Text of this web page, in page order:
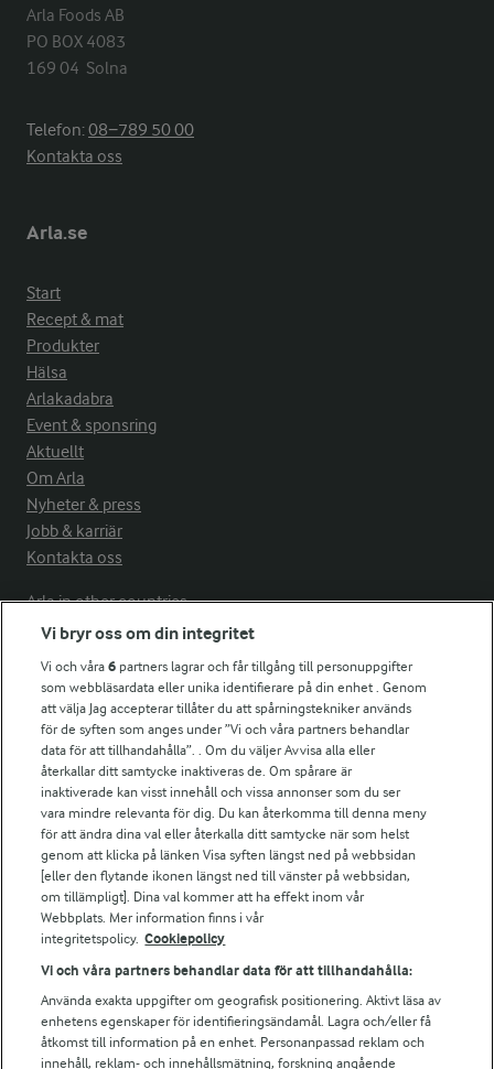
Arla Foods AB
PO BOX 4083
169 04  Solna
Telefon:08−789 50 00
Kontakta oss
Arla.se
Start
Recept & mat
Produkter
Hälsa
Arlakadabra
Event & sponsring
Aktuellt
Om Arla
Nyheter & press
Jobb & karriär
Kontakta oss
Arla in other countries
Fler Arlasajter
För ägare
Arlas kundportal
Arla.com
Falbygdens Ost
Arla webbshop
Bildbank
Följ oss
Vi bryr oss om din integritet
Vi och våra6 partners lagrar och får tillgång till personuppgifter
som webbläsardata eller unika identifierare på din enhet . Genom
att välja Jag accepterar tillåter du att spårningstekniker används
för de syften som anges under ”Vi och våra partners behandlar
data för att tillhandahålla”. . Om du väljer Avvisa alla eller
återkallar ditt samtycke inaktiveras de. Om spårare är
inaktiverade kan visst innehåll och vissa annonser som du ser
vara mindre relevanta för dig. Du kan återkomma till denna meny
för att ändra dina val eller återkalla ditt samtycke när som helst
genom att klicka på länken Visa syften längst ned på webbsidan
[eller den flytande ikonen längst ned till vänster på webbsidan,
om tillämpligt]. Dina val kommer att ha effekt inom vår
Webbplats. Mer information finns i vår
integritetspolicy. Cookiepolicy
Vi och våra partners behandlar data för att tillhandahålla:
Använda exakta uppgifter om geografisk positionering. Aktivt läsa av
enhetens egenskaper för identifieringsändamål. Lagra och/eller få
åtkomst till information på en enhet. Personanpassad reklam och
innehåll, reklam- och innehållsmätning, forskning angående